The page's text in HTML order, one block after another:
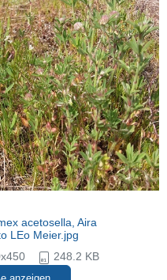
acetosella, Aira
LEo Meier.jpg
248.2 KB